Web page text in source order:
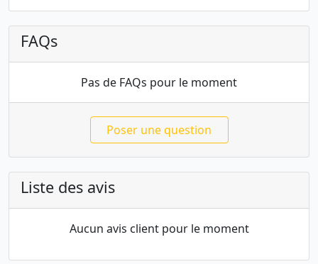
FAQs
Pas de FAQs pour le moment
Poser une question
Liste des avis
Aucun avis client pour le moment